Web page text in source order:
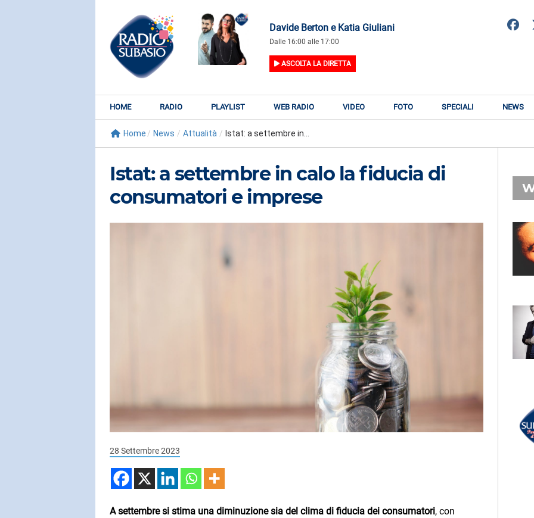
Davide Berton e Katia Giuliani
Dalle 16:00 alle 17:00
ASCOLTA LA DIRETTA
HOME RADIO PLAYLIST WEB RADIO VIDEO FOTO SPECIALI NEWS
Home / News / Attualità / Istat: a settembre in...
Istat: a settembre in calo la fiducia di
consumatori e imprese
28 Settembre 2023
A settembre si stima una diminuzione sia del clima di fiducia dei consumatori, con
KATY PERRY
Watch It Burn
SUBASIO PER UN'ORA D'AMORE
Subasio Per Un'Ora
D'Amore
Dababy)
RADIO SUBASIO DISCO CLUB
LA RAFFICA